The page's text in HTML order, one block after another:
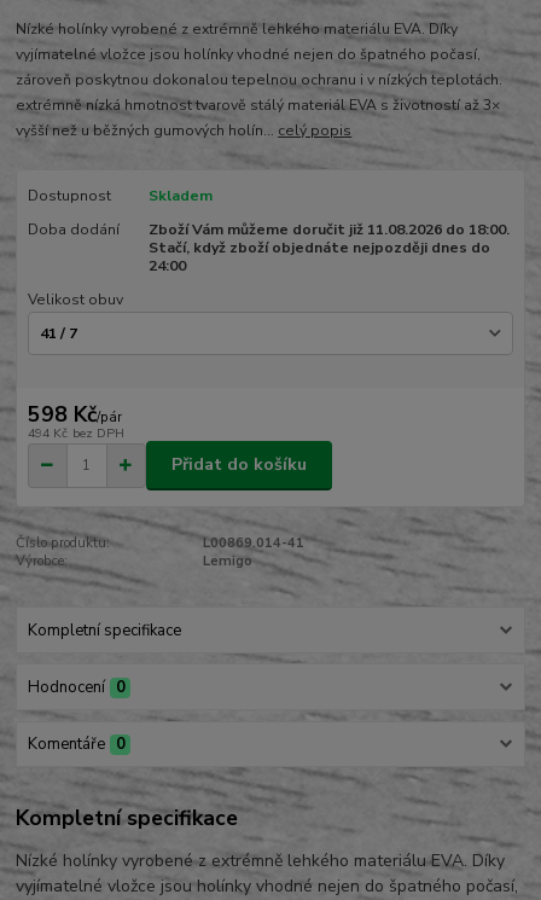
Nízké holínky vyrobené z extrémně lehkého materiálu EVA. Díky
vyjímatelné vložce jsou holínky vhodné nejen do špatného počasí,
zároveň poskytnou dokonalou tepelnou ochranu i v nízkých teplotách.
extrémně nízká hmotnost tvarově stálý materiál EVA s životností až 3×
vyšší než u běžných gumových holín... celý popis
Dostupnost
Skladem
Doba dodání
Zboží Vám můžeme doručit již 11.08.2026 do 18:00.
Stačí, když zboží objednáte nejpozději dnes do
24:00
Velikost obuv
598 Kč/pár
494 Kč bez DPH
Přidat do košíku
Číslo produktu:
L00869.014-41
Výrobce:
Lemigo
Kompletní specifikace
Hodnocení 0
Komentáře 0
Kompletní specifikace
Nízké holínky vyrobené z extrémně lehkého materiálu EVA. Díky
vyjímatelné vložce jsou holínky vhodné nejen do špatného počasí,